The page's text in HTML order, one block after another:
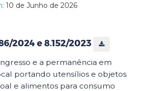
10 de Junho de 2026
2024 e 8.152/2023
e a permanência em
portando utensílios e objetos
e alimentos para consumo